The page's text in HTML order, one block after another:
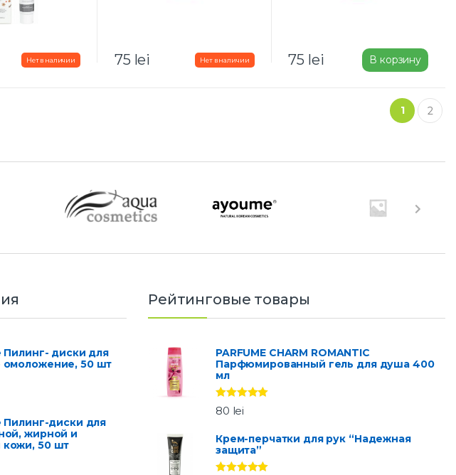
75 lei 75 lei В корзину
1 2
омоложение, 50 шт
жирной и
кожи, 50 шт
Рейтинговые товары
PARFUME CHARM ROMANTIC
Парфюмированный гель для душа 400
мл
Оценка
из 5
80 lei
Крем-перчатки для рук “Надежная
защита”